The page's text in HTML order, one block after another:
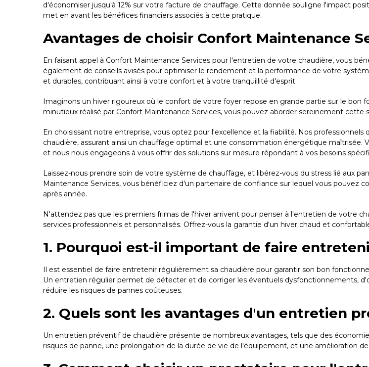
d'économiser jusqu'à 12% sur votre facture de chauffage. Cette donnée souligne l'impact
met en avant les bénéfices financiers associés à cette pratique.
Avantages de choisir Confort Maintenance
En faisant appel à Confort Maintenance Services pour l'entretien de votre chaudière, vous
également de conseils avisés pour optimiser le rendement et la performance de votre
et durables, contribuant ainsi à votre confort et à votre tranquillité d'esprit.
Imaginons un hiver rigoureux où le confort de votre foyer repose en grande partie sur le
minutieux réalisé par Confort Maintenance Services, vous pouvez aborder sereinement cette
En choisissant notre entreprise, vous optez pour l'excellence et la fiabilité. Nos
chaudière, assurant ainsi un chauffage optimal et une consommation énergétique
et nous nous engageons à vous offrir des solutions sur mesure répondant à vos besoins
Laissez-nous prendre soin de votre système de chauffage, et libérez-vous du stress lié aux
Maintenance Services, vous bénéficiez d'un partenaire de confiance sur lequel vous pouvez
après année.
N'attendez pas que les premiers frimas de l'hiver arrivent pour penser à l'entretien de votre
services professionnels et personnalisés. Offrez-vous la garantie d'un hiver chaud et
1. Pourquoi est-il important de faire
Il est essentiel de faire entretenir régulièrement sa chaudière pour garantir son bon
Un entretien régulier permet de détecter et de corriger les éventuels dysfonctionnements,
réduire les risques de pannes coûteuses.
2. Quels sont les avantages d'un entretien
Un entretien préventif de chaudière présente de nombreux avantages, tels que des
risques de panne, une prolongation de la durée de vie de l'équipement, et une amélioration